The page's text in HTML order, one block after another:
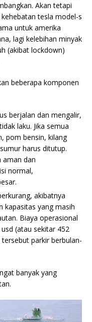
Akan tetapi
tesla model-s
untuk amerika
lagi kelebihan minyak
(akibat lockdown)
beberapa komponen
berjalan dan mengalir,
laku. Jika semua
pom bensin, kilang
harus ditutup.
aman dan
normal,
akibatnya
kapasitas yang masih
Biaya operasional
(atau sekitar 452
parkir berbulan-
banyak yang